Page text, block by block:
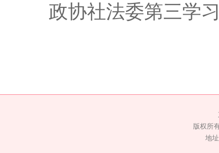
政协社法委第三学
版权所
地